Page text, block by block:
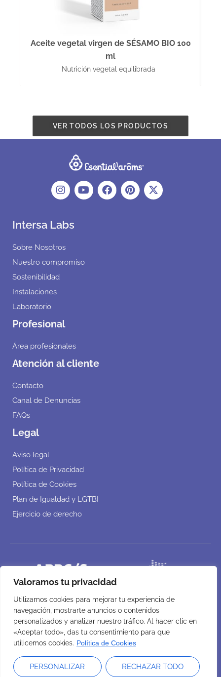
Valoramos tu privacidad
Utilizamos cookies para mejorar tu experiencia de
navegación, mostrarte anuncios o contenidos
personalizados y analizar nuestro tráfico. Al hacer clic en
«Aceptar todo», das tu consentimiento para que
utilicemos cookies. Política de Cookies
PERSONALIZAR RECHAZAR TODO
Aceite vegetal virgen de SÉSAMO BIO 100
ml
Nutrición vegetal equilibrada
VER TODOS LOS PRODUCTOS
Intersa Labs
Sobre Nosotros
Nuestro compromiso
Sostenibilidad
Instalaciones
Laboratorio
Profesional
Área profesionales
Atención al cliente
Contacto
Canal de Denuncias
FAQs
Legal
Aviso legal
Política de Privacidad
Política de Cookies
Plan de Igualdad y LGTBI
Ejercicio de derecho